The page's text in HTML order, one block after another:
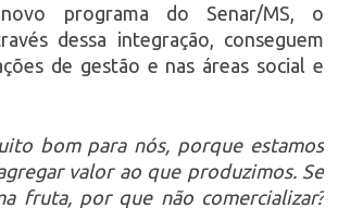
programa do Senar/MS, o
dessa integração, conseguem
de gestão e nas áreas social e
bom para nós, porque estamos
valor ao que produzimos. Se
fruta, por que não comercializar?